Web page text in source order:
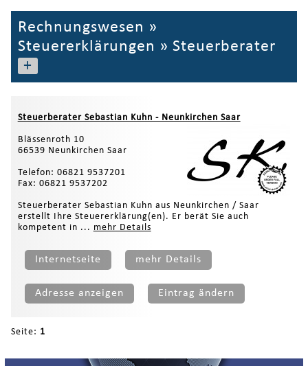
Rechnungswesen »
Steuererklärungen » Steuerberater
+
Steuerberater Sebastian Kuhn - Neunkirchen Saar
Blässenroth 10
66539 Neunkirchen Saar
Telefon: 06821 9537201
Fax: 06821 9537202
Steuerberater Sebastian Kuhn aus Neunkirchen / Saar
erstellt Ihre Steuererklärung(en). Er berät Sie auch
kompetent in ... mehr Details
Internetseite mehr Details
Adresse anzeigen Eintrag ändern
Seite: 1